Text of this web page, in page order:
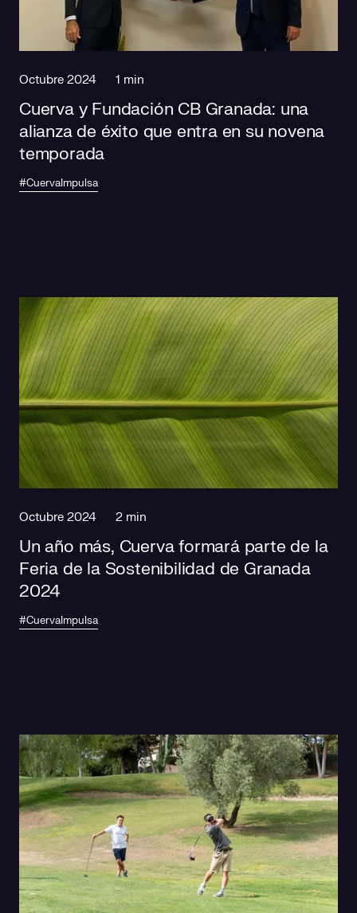
Octubre 2024 1 min
Cuerva y Fundación CB Granada: una
alianza de éxito que entra en su novena
temporada
#CuervaImpulsa
Octubre 2024 2 min
Un año más, Cuerva formará parte de la
Feria de la Sostenibilidad de Granada
2024
#CuervaImpulsa